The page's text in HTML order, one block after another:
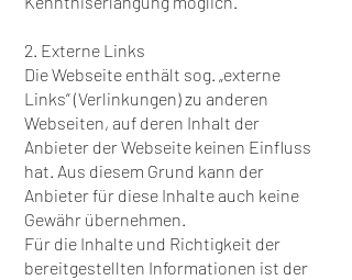
2. Externe Links
Die Webseite enthält sog. „externe
Links“ (Verlinkungen) zu anderen
Webseiten, auf deren Inhalt der
Anbieter der Webseite keinen Einfluss
hat. Aus diesem Grund kann der
Anbieter für diese Inhalte auch keine
Gewähr übernehmen.
Für die Inhalte und Richtigkeit der
bereitgestellten Informationen ist der